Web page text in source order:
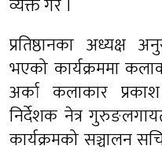
प्रतिष्ठानका अध्यक्ष
भएको कार्यक्रममा
अर्का कलाकार
निर्देशक नेत्र
कार्यक्रमको सञ्चालन